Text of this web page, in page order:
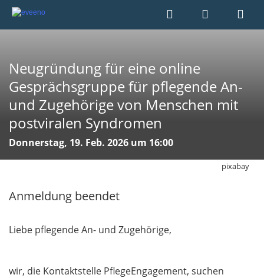
Neugründung für eine online
Gesprächsgruppe für pflegende An-
und Zugehörige von Menschen mit
postviralen Syndromen
Donnerstag, 19. Feb. 2026 um 16:00
pixabay
Anmeldung beendet
Liebe pflegende An- und Zugehörige,
wir, die Kontaktstelle PflegeEngagement, suchen